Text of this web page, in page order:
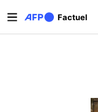
Factuel
Onglets